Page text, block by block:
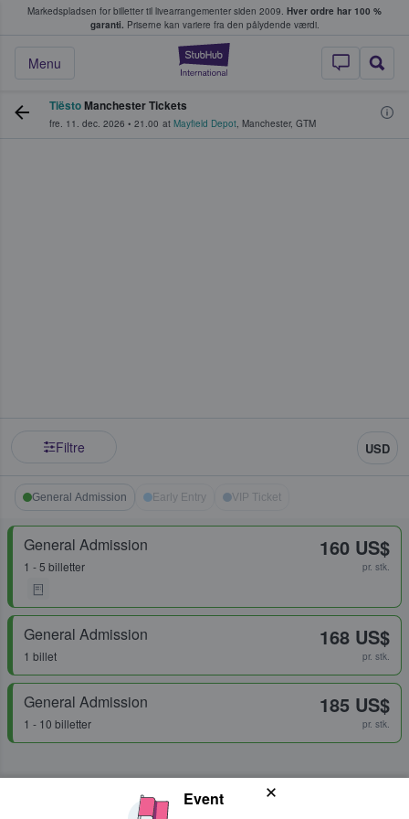
Markedspladsen for billetter til livearrangementer siden 2009. Hver ordre har 100 %
garanti. Priserne kan variere fra den pålydende værdi.
StubHub - Hvor
Menu
køber og sælger billetter
TiëstoManchester Tickets
fre. 11. dec. 2026 • 21.00 at Mayfield Depot, Manchester, GTM
Filtre USD
General Admission Early Entry VIP Ticket
General Admission
1 - 5 billetter
160 US$
pr. stk.
General Admission
1 billet
168 US$
pr. stk.
General Admission
1 - 10 billetter
185 US$
pr. stk.
Event